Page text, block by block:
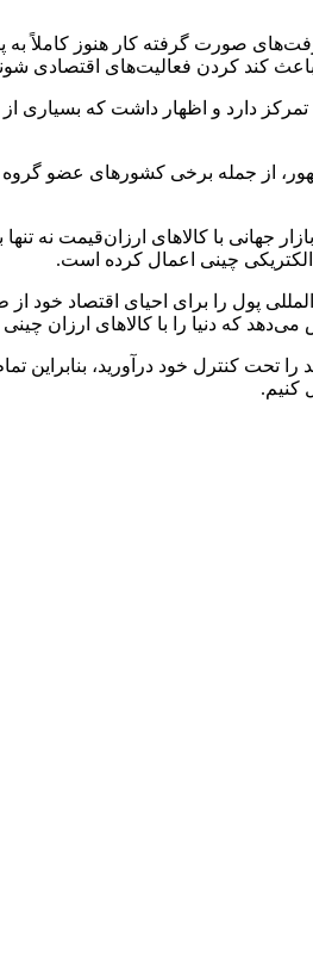
صورت گرفته کار هنوز کاملاً
کند کردن فعالیت‌های اقتصادی
بر عایدی سرمایه میلیاردرها تمرکز دارد و
جهانی با کالاهای ارزان‌قیمت نه
چینی اعمال کرده است.
پول را برای احیای اقتصاد
که دنیا را با کالاهای ارزان
کنترل خود درآورید، بنابراین
کنیم.